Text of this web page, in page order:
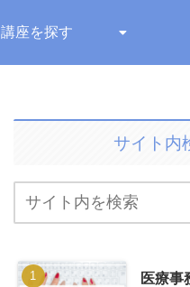
講座を探す
サイト内
医療事